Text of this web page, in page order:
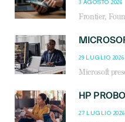
3 AGOSTO 2026
29 LUGLIO 2026
27 LUGLIO 2026